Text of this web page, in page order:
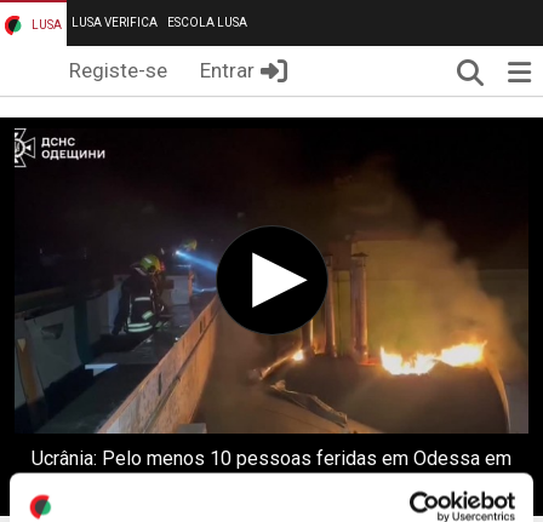
LUSA LUSA VERIFICA ESCOLA LUSA
Registe-se Entrar
Ucrânia: Pelo menos 10 pessoas feridas em Odessa em